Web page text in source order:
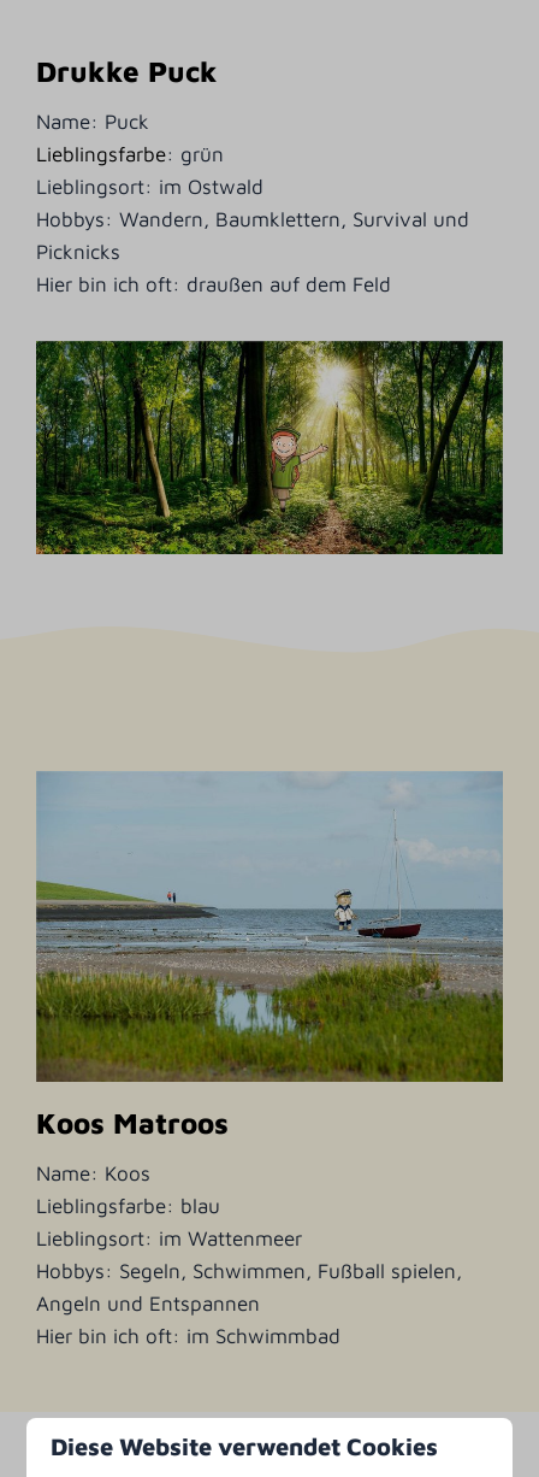
Drukke Puck
Name: Puck
Lieblingsfarbe: grün
Lieblingsort: im Ostwald
Hobbys: Wandern, Baumklettern, Survival und
Picknicks
Hier bin ich oft: draußen auf dem Feld
Koos Matroos
Name: Koos
Lieblingsfarbe: blau
Lieblingsort: im Wattenmeer
Hobbys: Segeln, Schwimmen, Fußball spielen,
Angeln und Entspannen
Hier bin ich oft: im Schwimmbad
Diese Website verwendet Cookies